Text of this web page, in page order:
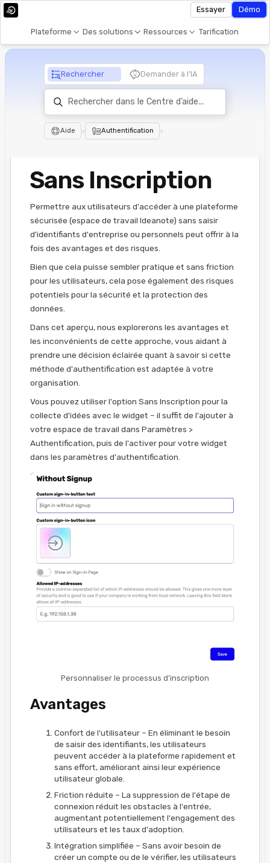
Plateforme Des solutions Ressources Tarification
Essayer Démo
Rechercher Demander à l’IA
Aide > Authentification >
Sans Inscription
Permettre aux utilisateurs d'accéder à une plateforme
sécurisée (espace de travail Ideanote) sans saisir
d'identifiants d'entreprise ou personnels peut offrir à la
fois des avantages et des risques.
Bien que cela puisse sembler pratique et sans friction
pour les utilisateurs, cela pose également des risques
potentiels pour la sécurité et la protection des
données.
Dans cet aperçu, nous explorerons les avantages et
les inconvénients de cette approche, vous aidant à
prendre une décision éclairée quant à savoir si cette
méthode d'authentification est adaptée à votre
organisation.
Vous pouvez utiliser l'option Sans Inscription pour la
collecte d'idées avec le widget – il suffit de l'ajouter à
votre espace de travail dans Paramètres >
Authentification, puis de l'activer pour votre widget
dans les paramètres d'authentification.
Personnaliser le processus d'inscription
Avantages
Confort de l'utilisateur – En éliminant le besoin
de saisir des identifiants, les utilisateurs
peuvent accéder à la plateforme rapidement et
sans effort, améliorant ainsi leur expérience
utilisateur globale.
Friction réduite – La suppression de l'étape de
connexion réduit les obstacles à l'entrée,
augmentant potentiellement l'engagement des
utilisateurs et les taux d'adoption.
Intégration simplifiée – Sans avoir besoin de
créer un compte ou de le vérifier, les utilisateurs